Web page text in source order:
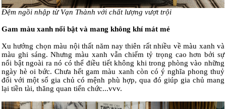
Đệm ngồi nhập từ Vạn Thành với chất lượng vượt trội
Gam màu xanh nổi bật và mang không khí mát mẻ
Xu hướng chọn màu nội thất năm nay thiên rất nhiều về màu xanh và
màu ghi sáng. Nhưng màu xanh vẫn chiếm tỷ trọng cao hơn bởi sự
nổi bật ngoài ra nó có thể điều tiết không khi trong phòng vào những
ngày hè oi bức. Chưa hết gam màu xanh còn có ý nghĩa phong thuỷ
đối với một số gia chủ có mệnh phù hợp, qua đó giúp gia chủ mang
lại tiền tài, thăng quan tiến chức...vvv.